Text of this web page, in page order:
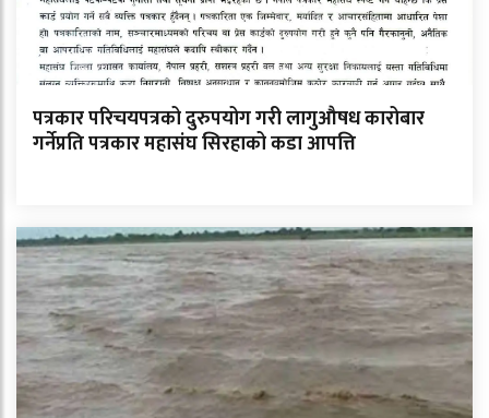
पत्रकार परिचयपत्रको दुरुपयोग गरी लागुऔषध कारोबार
गर्नेप्रति पत्रकार महासंघ सिरहाको कडा आपत्ति